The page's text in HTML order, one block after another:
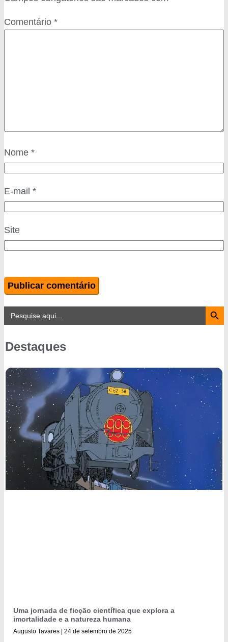
Comentário *
Nome *
E-mail *
Site
Search
for:
Search Button
Destaques
Uma jornada de ficção científica que explora a
imortalidade e a natureza humana
Augusto Tavares 24 de setembro de 2025